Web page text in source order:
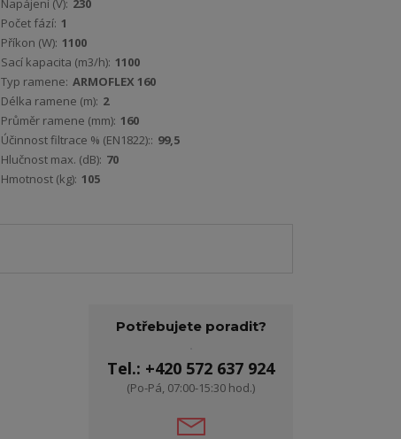
Napájení (V): 230
Počet fází: 1
Příkon (W): 1100
Sací kapacita (m3/h): 1100
Typ ramene: ARMOFLEX 160
Délka ramene (m): 2
Průměr ramene (mm): 160
Účinnost filtrace % (EN1822):: 99,5
Hlučnost max. (dB): 70
Hmotnost (kg): 105
Potřebujete poradit?
Tel.: +420 572 637 924
(Po-Pá, 07:00-15:30 hod.)